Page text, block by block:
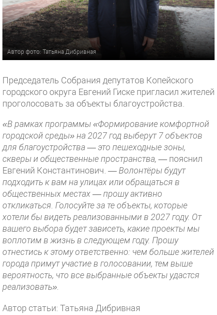
Автор фото: Татьяна Дибривная
Председатель Собрания депутатов Копейского
городского округа Евгений Гиске пригласил жителей
проголосовать за объекты благоустройства.
«В рамках программы «Формирование комфортной
городской среды» на 2027 год выберут 7 объектов
для благоустройства — это пешеходные зоны,
скверы и общественные пространства, — пояснил
Евгений Константинович. — Волонтёры будут
подходить к вам на улицах или обращаться в
общественных местах — прошу активно
откликаться. Голосуйте за те объекты, которые
хотели бы видеть реализованными в 2027 году. От
вашего выбора будет зависеть, какие проекты мы
воплотим в жизнь в следующем году. Прошу
отнестись к этому ответственно: чем больше жителей
города примут участие в голосовании, тем выше
вероятность, что все выбранные объекты удастся
реализовать».
Автор статьи: Татьяна Дибривная